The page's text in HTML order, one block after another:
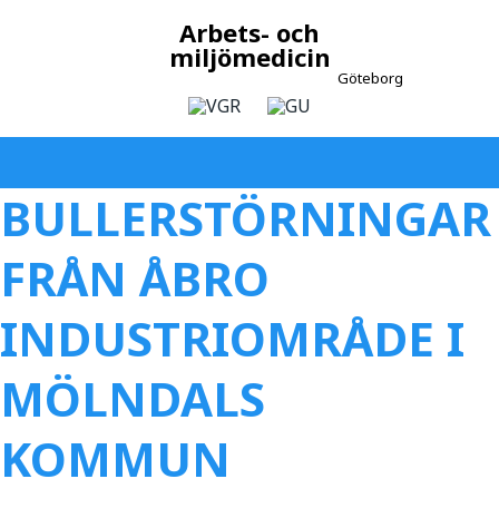
Arbets- och
miljömedicin
Göteborg
BULLERSTÖRNINGAR
FRÅN ÅBRO
INDUSTRIOMRÅDE I
MÖLNDALS
KOMMUN